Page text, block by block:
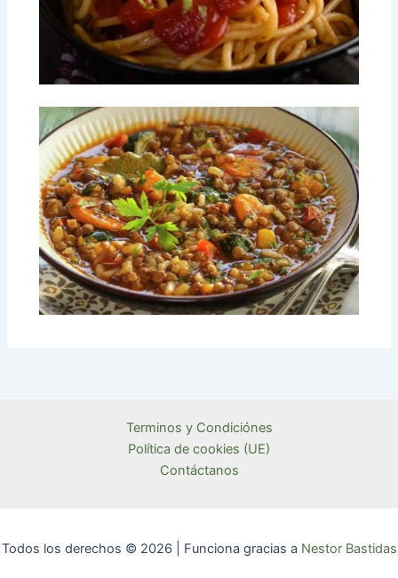
Terminos y Condiciónes
Política de cookies (UE)
Contáctanos
Todos los derechos © 2026 | Funciona gracias a Nestor Bastidas